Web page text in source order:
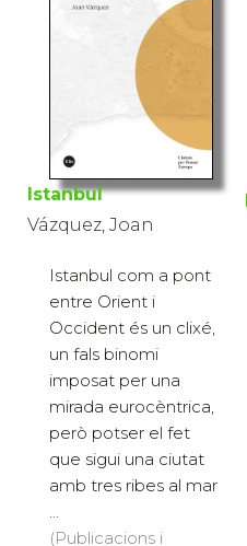
Istanbul
Vázquez, Joan
Istanbul com a pont
entre Orient i
Occident és un clixé,
un fals binomi
imposat per una
mirada eurocèntrica,
però potser el fet
que sigui una ciutat
amb tres ribes al mar
(Publicacions i